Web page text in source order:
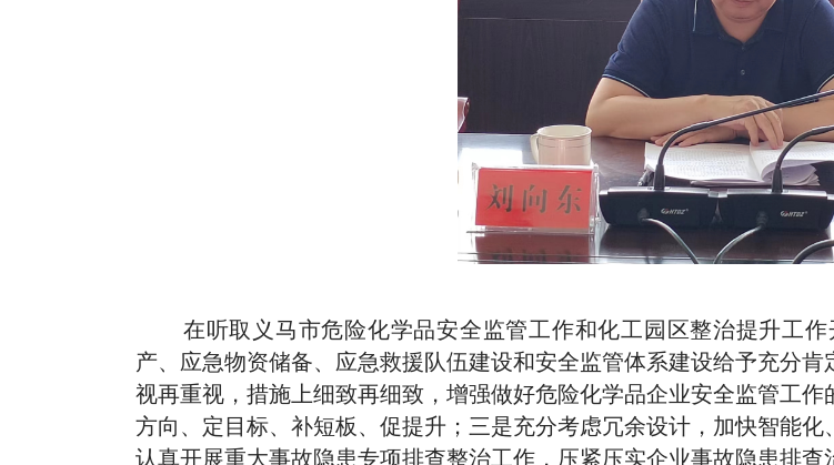
在听取义马市危险化学品安全监管工作和化工园区整治提升工
产、应急物资储备、应急救援队伍建设和安全监管体系建设给予充分
视再重视，措施上细致再细致，增强做好危险化学品企业安全监管工
方向、定目标、补短板、促提升；三是充分考虑冗余设计，加快智能
认真开展重大事故隐患专项排查整治工作，压紧压实企业事故隐患排